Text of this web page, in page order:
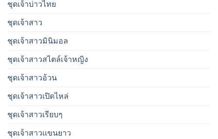
ชุดเจ้าบ่าวไทย
ชุดเจ้าสาว
ชุดเจ้าสาวมินิมอล
ชุดเจ้าสาวสไตล์เจ้าหญิง
ชุดเจ้าสาวอ้วน
ชุดเจ้าสาวเปิดไหล่
ชุดเจ้าสาวเรียบๆ
ชุดเจ้าสาวเเขนยาว